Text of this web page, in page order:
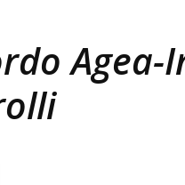
Agea-